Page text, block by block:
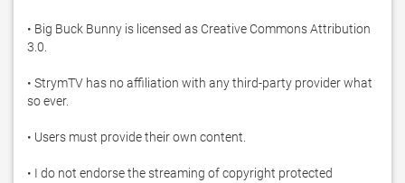
• Big Buck Bunny is licensed as Creative Commons Attribution
3.0.
• StrymTV has no affiliation with any third-party provider what
so ever.
• Users must provide their own content.
• I do not endorse the streaming of copyright protected